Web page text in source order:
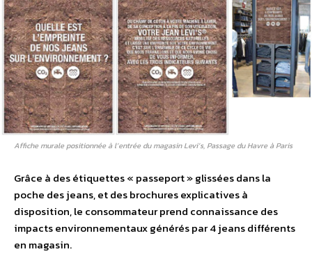
Affiche murale positionnée à l’entrée du magasin Levi’s, Passage du Havre à Paris
Grâce à des étiquettes « passeport » glissées dans la
poche des jeans, et des brochures explicatives à
disposition, le consommateur prend connaissance des
impacts environnementaux générés par 4 jeans différents
en magasin.